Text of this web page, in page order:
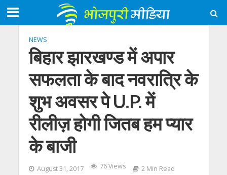
NEWS
बिहार झारखण्ड में अपार
सफलता के बाद नवरात्रि के
शुभ अवसर पे U.P. में
रीलीज़ होगी जितब हम प्यार
के बाजी
August 31, 2017 76 Views 2 Min Read